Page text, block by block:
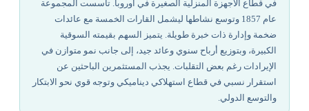
في قطاع الأجهزة المنزلية الصغيرة في أوروبا. تأسست المجموعة
عام 1857 وتوسع نشاطها ليشمل القارات الخمسة مع عائدات
ضخمة وإدارة ذات خبرة طويلة. يتميز السهم بقيمته السوقية
الكبيرة، وبتوزيع أرباح سنوي وعائد جيد، إلى جانب نمو متوازن في
الإيرادات رغم بعض التقلبات. يجذب المستثمرين الباحثين عن
استقرار نسبي في قطاع استهلاكي ديناميكي وتوجه قوي نحو الابتكار
والتوسع الدولي.